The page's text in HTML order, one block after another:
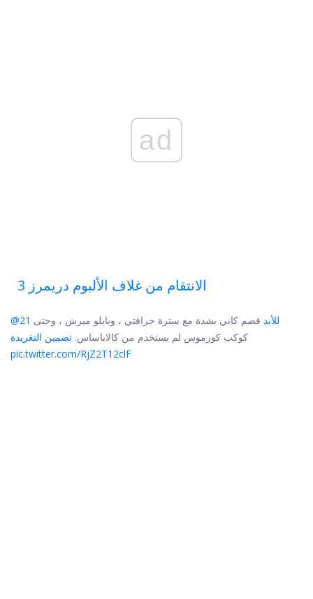
ad
الانتقام من غلاف الألبوم دريمرز 3
@21 للأبد قضم كاني بشدة مع سترة جرافتي ، وبابلو ميرش ، وحتى
كوكب كوزموس لم يستخدم من كالاباساس. تضمين التغريدة
pic.twitter.com/RjZ2T12clF